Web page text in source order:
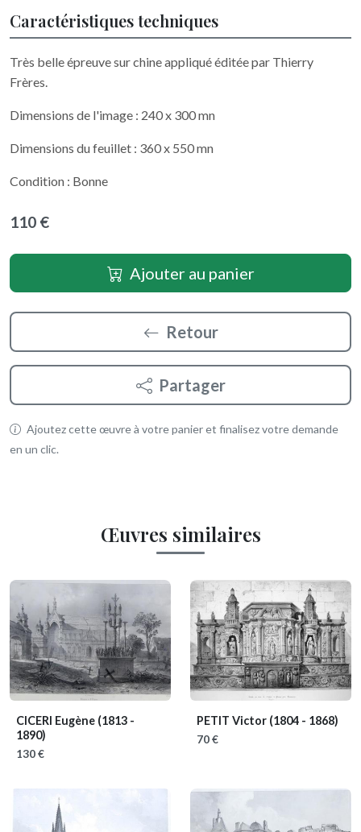
Caractéristiques techniques
Très belle épreuve sur chine appliqué éditée par Thierry
Frères.
Dimensions de l'image : 240 x 300 mn
Dimensions du feuillet : 360 x 550 mn
Condition : Bonne
110 €
Ajouter au panier
Retour
Partager
Ajoutez cette œuvre à votre panier et finalisez votre demande
en un clic.
Œuvres similaires
CICERI Eugène (1813 -
1890)
130 €
PETIT Victor (1804 - 1868)
70 €